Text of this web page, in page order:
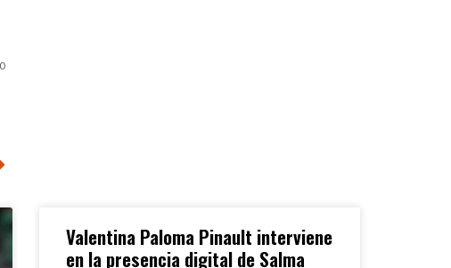
Valentina Paloma Pinault interviene
en la presencia digital de Salma